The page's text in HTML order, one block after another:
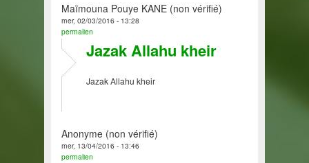
Maïmouna Pouye KANE (non vérifié)
mer, 02/03/2016 - 13:28
permalien
Jazak Allahu kheir
Jazak Allahu kheir
Anonyme (non vérifié)
mer, 13/04/2016 - 13:46
permalien